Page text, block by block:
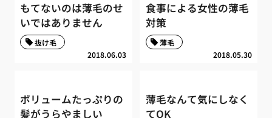
もてないのは薄毛のせ
いではありません
2018.06.03
抜け毛
食事による女性の薄毛
対策
2018.05.30
薄毛
ボリュームたっぷりの
髪がうらやましい
薄毛なんて気にしなく
てOK